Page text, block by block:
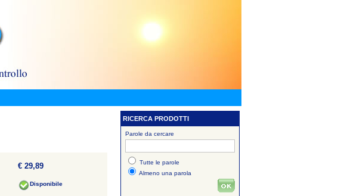
€ 29,89
Disponibile
RICERCA PRODOTTI
Parole da cercare
Tutte le parole
Almeno una parola